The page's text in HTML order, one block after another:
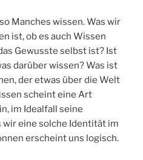
so Manches wissen. Was wir
ist, ob es auch Wissen
Gewusste selbst ist? Ist
darüber wissen? Was ist
der etwas über die Welt
scheint eine Art
im Idealfall seine
wir eine solche Identität im
erscheint uns logisch.